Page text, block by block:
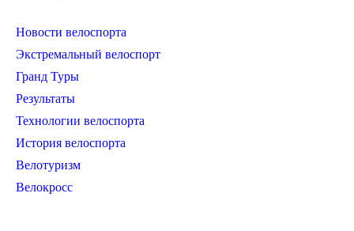
Новости велоспорта
Экстремальный велоспорт
Гранд Туры
Результаты
Технологии велоспорта
История велоспорта
Велотуризм
Велокросс